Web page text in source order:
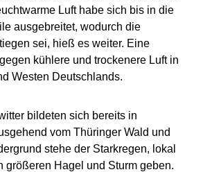
Luft habe sich bis in die
ausgebreitet, wodurch die
sei, hieß es weiter. Eine
kühlere und trockenere Luft in
Westen Deutschlands.
bildeten sich bereits in
vom Thüringer Wald und
stehe der Starkregen, lokal
größeren Hagel und Sturm geben.